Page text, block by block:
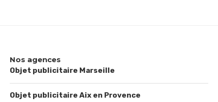
Nos agences
Objet publicitaire Marseille
Objet publicitaire Aix en Provence